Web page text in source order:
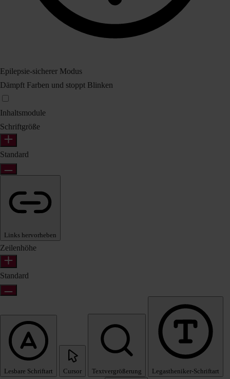
Epilepsie-sicherer Modus
Dämpft Farben und stoppt Blinken
Inhaltsmodule
Schriftgröße
Standard
Links hervorheben
Zeilenhöhe
Standard
Lesbare Schriftart Cursor Textvergrößerung Legastheniker-Schriftart